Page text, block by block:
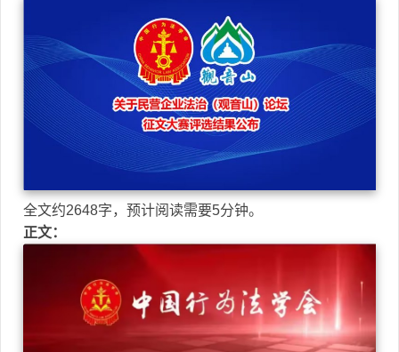
全文约2648字，预计阅读需要5分钟。
正文：